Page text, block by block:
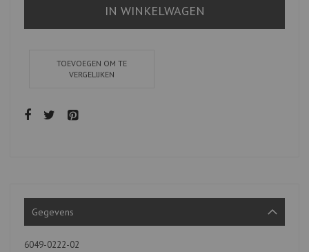
IN WINKELWAGEN
TOEVOEGEN OM TE
VERGELIJKEN
Gegevens
6049-0222-02